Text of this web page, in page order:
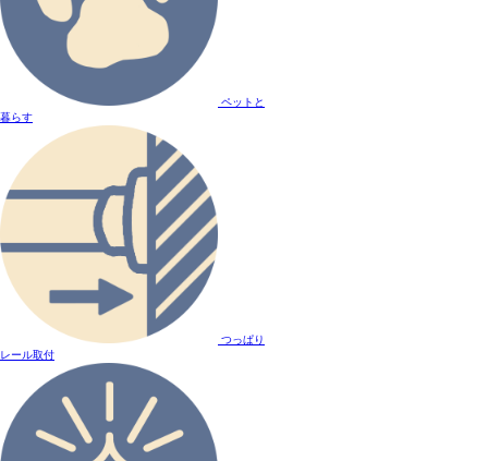
ペットと
暮らす
つっぱり
レール取付